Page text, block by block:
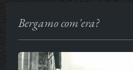
Bergamo com'era?